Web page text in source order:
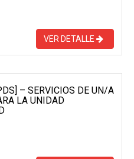
VER DETALLE
– SERVICIOS DE UN/A
LA UNIDAD